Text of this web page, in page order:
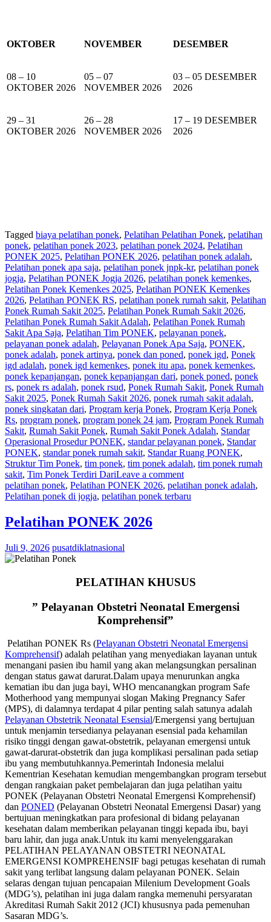
OKTOBER NOVEMBER DESEMBER
08 – 10
OKTOBER 2026
05 – 07
NOVEMBER 2026
03 – 05 DESEMBER
2026
29 – 31
OKTOBER 2026
26 – 28
NOVEMBER 2026
17 – 19 DESEMBER
2026
Tagged biaya pelatihan ponek, Pelatihan Pelatihan Ponek, pelatihan
ponek, pelatihan ponek 2023, pelatihan ponek 2024, Pelatihan
PONEK 2025, Pelatihan PONEK 2026, pelatihan ponek adalah,
Pelatihan ponek apa saja, pelatihan ponek jnpk-kr, pelatihan ponek
jogja, Pelatihan PONEK Jogja 2026, pelatihan ponek kemenkes,
Pelatihan Ponek Kemenkes 2025, Pelatihan PONEK Kemenkes
2026, Pelatihan PONEK RS, pelatihan ponek rumah sakit, Pelatihan
Ponek Rumah Sakit 2025, Pelatihan Ponek Rumah Sakit 2026,
Pelatihan Ponek Rumah Sakit Adalah, Pelatihan Ponek Rumah
Sakit Apa Saja, Pelatihan Tim PONEK, pelayanan ponek,
pelayanan ponek adalah, Pelayanan Ponek Apa Saja, PONEK,
ponek adalah, ponek artinya, ponek dan poned, ponek igd, Ponek
igd adalah, ponek igd kemenkes, ponek itu apa, ponek kemenkes,
ponek kepanjangan, ponek kepanjangan dari, ponek poned, ponek
rs, ponek rs adalah, ponek rsud, Ponek Rumah Sakit, Ponek Rumah
Sakit 2025, Ponek Rumah Sakit 2026, ponek rumah sakit adalah,
ponek singkatan dari, Program kerja Ponek, Program Kerja Ponek
Rs, program ponek, program ponek 24 jam, Program Ponek Rumah
Sakit, Rumah Sakit Ponek, Rumah Sakit Ponek Adalah, Standar
Operasional Prosedur PONEK, standar pelayanan ponek, Standar
PONEK, standar ponek rumah sakit, Standar Ruang PONEK,
Struktur Tim Ponek, tim ponek, tim ponek adalah, tim ponek rumah
sakit, Tim Ponek Terdiri DariLeave a comment
pelatihan ponek, Pelatihan PONEK 2026, pelatihan ponek adalah,
Pelatihan ponek di jogja, pelatihan ponek terbaru
Pelatihan PONEK 2026
Juli 9, 2026 pusatdiklatnasional
PELATIHAN KHUSUS
” Pelayanan Obstetri Neonatal Emergensi
Komprehensif”
Pelatihan PONEK Rs (Pelayanan Obstetri Neonatal Emergensi
Komprehensif) adalah pelatihan yang menyediakan layanan untuk
menangani pasien ibu hamil yang akan melangsungkan persalinan
dengan status gawat darurat.Dalam upaya menurunkan angka
kematian ibu dan juga bayi, WHO mencanangkan program Safe
Motherhood yang mempunyai slogan Making Pregnancy Safer
(MPS), di dalamnya terdapat 4 pilar penting salah satunya adalah
Pelayanan Obstetrik Neonatal Esensial/Emergensi yang bertujuan
untuk menjamin tersedianya pelayanan esensial pada kehamilan
risiko tinggi dengan gawat-obstetrik, pelayanan emergensi untuk
gawat-darurat-obstetrik dan juga komplikasi persalinan pada setiap
ibu yang membutuhkannya.Pemerintah Indonesia melalui
Kementrian Kesehatan kemudian mengembangkan program tersebut
dengan rangkaian paket pembelajaran dan juga pelatihan yaitu
PONEK (Pelayanan Obstetri Neonatal Emergensi Komprehensif)
dan PONED (Pelayanan Obstetri Neonatal Emergensi Dasar) yang
bertujuan meningkatkan para profesional di bidang pelayanan
kesehatan dalam memberikan pelayanan tinggi kepada ibu, bayi
baru lahir, dan juga anak.Untuk itu kami menyelenggarakan
PELATIHAN PELAYANAN OBSTETRI NEONATAL
EMERGENSI KOMPREHENSIF bagi petugas kesehatan di rumah
sakit yang terlibat langsung dalam pelayanan PONEK. Selain
selaras dengan tujuan pencapaian Milenium Development Goals
(MDG’s), pelatihan ini juga dalam rangka memenuhi persyaratan
Akreditasi Rumah Sakit 2012 (JCI) khususnya pada pemenuhan
Sasaran MDG’s.